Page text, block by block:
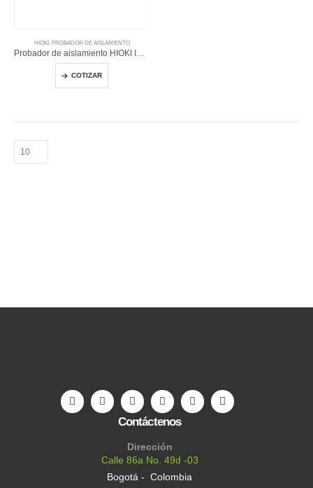
HIOKI , PROBADOR DE AISLAMIENTO
Probador de aislamiento HIOKI IR4056
COTIZAR
Contáctenos
Dirección
Calle 86a No. 49d -03
Bogotá - Colombia